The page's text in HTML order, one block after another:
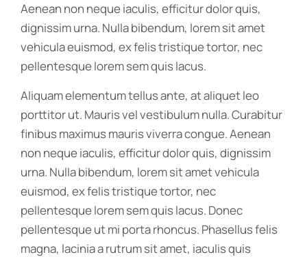
Aenean non neque iaculis, efficitur dolor quis,
dignissim urna. Nulla bibendum, lorem sit amet
vehicula euismod, ex felis tristique tortor, nec
pellentesque lorem sem quis lacus.
Aliquam elementum tellus ante, at aliquet leo
porttitor ut. Mauris vel vestibulum nulla. Curabitur
finibus maximus mauris viverra congue. Aenean
non neque iaculis, efficitur dolor quis, dignissim
urna. Nulla bibendum, lorem sit amet vehicula
euismod, ex felis tristique tortor, nec
pellentesque lorem sem quis lacus. Donec
pellentesque ut mi porta rhoncus. Phasellus felis
magna, lacinia a rutrum sit amet, iaculis quis